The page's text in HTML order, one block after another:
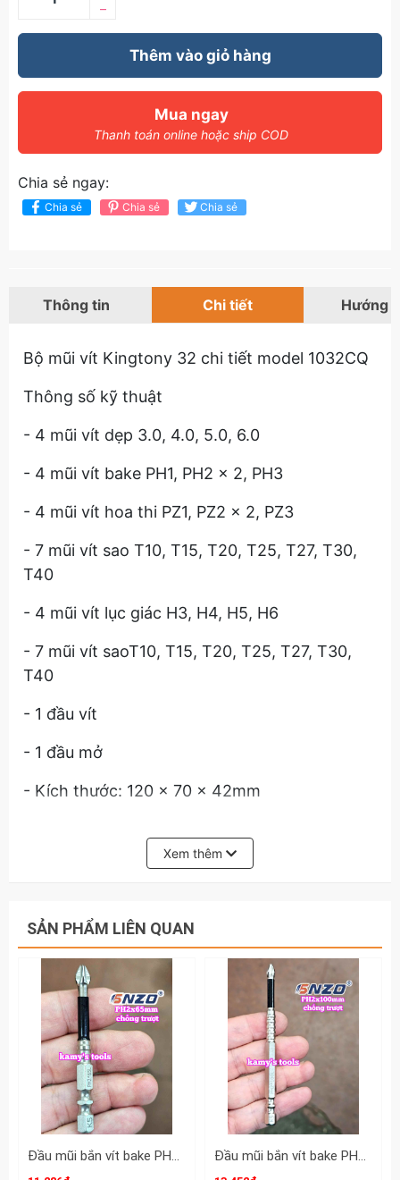
–
Thêm vào giỏ hàng
Mua ngay
Thanh toán online hoặc ship COD
Chia sẻ ngay:
Chia sẻ Chia sẻ Chia sẻ
Thông tin Chi tiết Hướng
Bộ mũi vít Kingtony 32 chi tiết model 1032CQ
Thông số kỹ thuật
- 4 mũi vít dẹp 3.0, 4.0, 5.0, 6.0
- 4 mũi vít bake PH1, PH2 x 2, PH3
- 4 mũi vít hoa thi PZ1, PZ2 x 2, PZ3
- 7 mũi vít sao T10, T15, T20, T25, T27, T30,
T40
- 4 mũi vít lục giác H3, H4, H5, H6
- 7 mũi vít saoT10, T15, T20, T25, T27, T30,
T40
- 1 đầu vít
- 1 đầu mở
- Kích thước: 120 x 70 x 42mm
thông tin chi tiết sản phẩm bộ mũi vít
Xem thêm
SẢN PHẨM LIÊN QUAN
Đầu mũi bắn vít bake PH2 dài 65mm chống trượt SNZO SO-52206 (bán lẻ 1 cây) Đầu mũi bắn vít bake PH2 dài 100mm chống trượt SNZO SO-52210 (bán lẻ 1 cây)